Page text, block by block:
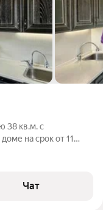
38 кв.м. с
на срок от 11
Дом
Чат